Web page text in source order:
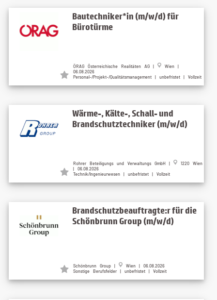
Bautechniker*in (m/w/d) für
Bürotürme
ÖRAG Österreichische Realitäten AG |
Wien |
06.08.2026
Personal-/Projekt-/Qualitätsmanagement | unbefristet | Vollzeit
Wärme-, Kälte-, Schall- und
Brandschutztechniker (m/w/d)
Rohrer Beteiligungs und Verwaltungs GmbH |
1220 Wien
| 06.08.2026
Technik/Ingenieurwesen | unbefristet | Vollzeit
Brandschutzbeauftragte:r für die
Schönbrunn Group (m/w/d)
Schönbrunn Group |
Wien | 06.08.2026
Sonstige Berufsfelder | unbefristet | Vollzeit